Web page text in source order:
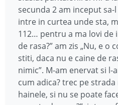
secunda 2 am inceput
intre in curtea unde sta,
112… pentru a ma lovi de
de rasa?” am zis „Nu, e o
stiti, daca nu e caine de
nimic”. M-am enervat si
cum adica? trec pe
hainele, si nu se poate